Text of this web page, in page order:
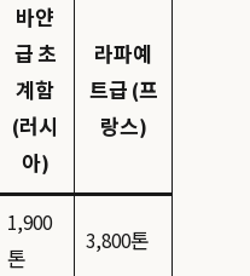
바얀
급 초
계함
(러시
아)
라파예
트급 (프
랑스)
1,900
톤
3,800톤